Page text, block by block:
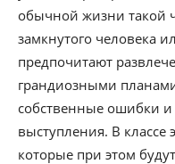
обычной жизни такой
замкнутого человека
предпочитают
грандиозными
собственные ошибки
выступления. В классе
которые при этом